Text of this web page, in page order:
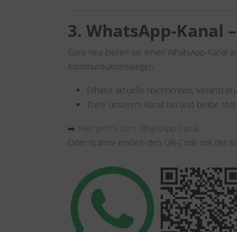
3. WhatsApp-
Ganz neu bieten wir einen WhatsApp-Kanal
Kommunikationswegen.
Erhalte aktuelle Nachrichten,
Trete unserem Kanal bei und bleibe
➡️ Hier geht's zum WhatsApp-Kanal
Oder scanne einfach den QR-Code mit der